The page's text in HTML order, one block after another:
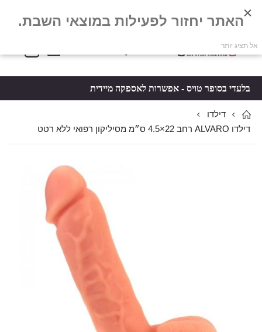
Toggle
סל קניות
בלעדי בסופר טויס - אפשרות לאספקה מיידית
דילדו
דילדו ALVARO רחב 22×4.5 ס״מ מסיליקון רפואי ללא רטט
האתר יחזור לפעילות במוצאי השבת.
אל תציג יותר